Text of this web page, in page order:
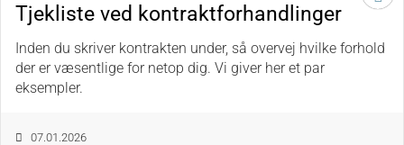
Tjekliste ved kontraktforhandlinger
Inden du skriver kontrakten under, så overvej hvilke forhold
der er væsentlige for netop dig. Vi giver her et par
eksempler.
07.01.2026